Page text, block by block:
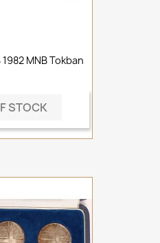
1982 MNB Tokban
STOCK